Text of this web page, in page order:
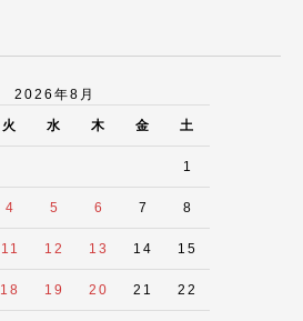
2026年8月
火 水 木 金 土
1
4 5 6 7 8
11 12 13 14 15
18 19 20 21 22